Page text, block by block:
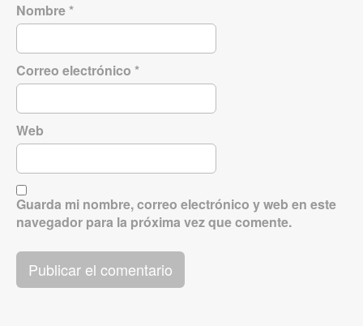
Nombre*
Correo electrónico *
Web
Guarda mi nombre, correo electrónico y web en este
navegador para la próxima vez que comente.